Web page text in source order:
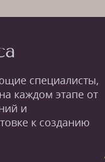
специалисты,
каждом этапе от
и
к созданию